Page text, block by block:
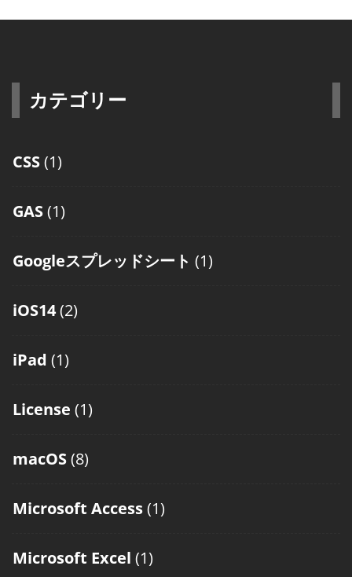
カテゴリー
CSS(1)
GAS(1)
Googleスプレッドシート (1)
iOS14(2)
iPad (1)
License (1)
macOS(8)
Microsoft Access(1)
Microsoft Excel (1)